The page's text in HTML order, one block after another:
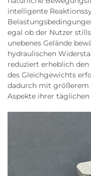
intelligente
egal ob der Nutzer
unebenes Gelände
hydraulischen
reduziert erheblich
des Gleichgewichts
dadurch mit größerem
Aspekte ihrer